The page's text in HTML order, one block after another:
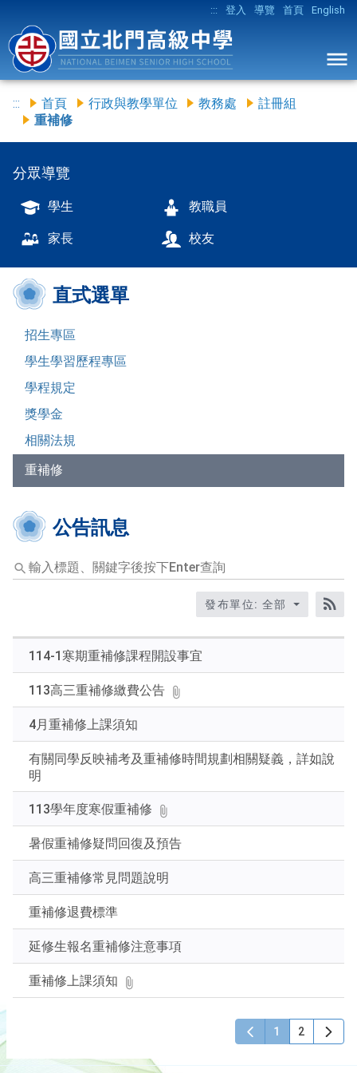
::: 登入 導覽 首頁 English
::: 首頁 行政與教學單位 教務處
註冊組
重補修
分眾導覽
學生 教職員
家長 校友
直式選單
招生專區
學生學習歷程專區
學程規定
獎學金
相關法規
重補修
公告訊息
輸
入
下
Enter
查
發布單位: 全部
114-1寒期重補修課程開設事宜
113高三重補修繳費公告
4月重補修上課須知
有關同學反映補考及重補修時間規劃相關疑義，詳如說
明
113學年度寒假重補修
暑假重補修疑問回復及預告
高三重補修常見問題說明
重補修退費標準
延修生報名重補修注意事項
重補修上課須知
1 2